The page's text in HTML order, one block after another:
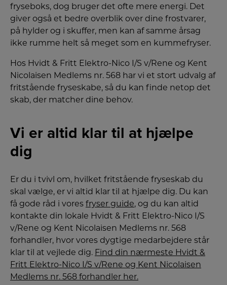
fryseboks, dog bruger det ofte mere energi. Det
giver også et bedre overblik over dine frostvarer,
på hylder og i skuffer, men kan af samme årsag
ikke rumme helt så meget som en kummefryser.
Hos Hvidt & Fritt Elektro-Nico I/S v/Rene og Kent
Nicolaisen Medlems nr. 568 har vi et stort udvalg af
fritstående fryseskabe, så du kan finde netop det
skab, der matcher dine behov.
Vi er altid klar til at hjælpe
dig
Er du i tvivl om, hvilket fritstående fryseskab du
skal vælge, er vi altid klar til at hjælpe dig. Du kan
få gode råd i vores fryser guide, og du kan altid
kontakte din lokale Hvidt & Fritt Elektro-Nico I/S
v/Rene og Kent Nicolaisen Medlems nr. 568
forhandler, hvor vores dygtige medarbejdere står
klar til at vejlede dig. Find din nærmeste Hvidt &
Fritt Elektro-Nico I/S v/Rene og Kent Nicolaisen
Medlems nr. 568 forhandler her.